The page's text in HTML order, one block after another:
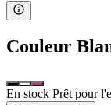
Couleur
En stock Prêt pour